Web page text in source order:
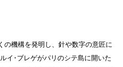
の機構を発明し、針や数字の意匠に
イ･ブレゲがパリのシテ島に開いた